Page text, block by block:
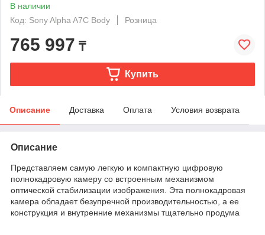
В наличии
Код: Sony Alpha A7C Body
Розница
765 997 ₸
Купить
Описание Доставка Оплата Условия возврата
Описание
Представляем самую легкую и компактную цифровую
полнокадровую камеру со встроенным механизмом
оптической стабилизации изображения. Эта полнокадровая
камера обладает безупречной производительностью, а ее
конструкция и внутренние механизмы тщательно продума